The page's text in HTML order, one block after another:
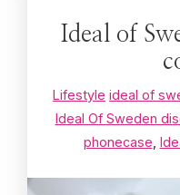
Ideal of
Lifestyle ideal of
Ideal Of Sweden
phonecase